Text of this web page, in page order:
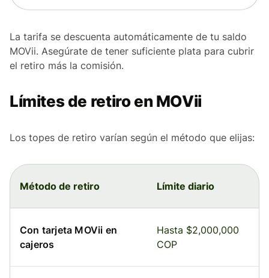
La tarifa se descuenta automáticamente de tu saldo
MOVii. Asegúrate de tener suficiente plata para cubrir
el retiro más la comisión.
Límites de retiro en MOVii
Los topes de retiro varían según el método que elijas:
Método de retiro Límite diario
Con tarjeta MOVii en
cajeros
Hasta $2,000,000
COP